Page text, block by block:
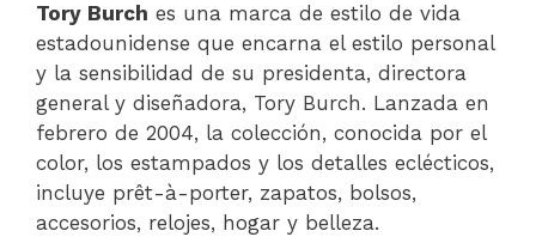
Tory Burch es una marca de estilo de vida
estadounidense que encarna el estilo personal
y la sensibilidad de su presidenta, directora
general y diseñadora, Tory Burch. Lanzada en
febrero de 2004, la colección, conocida por el
color, los estampados y los detalles eclécticos,
incluye prêt-à-porter, zapatos, bolsos,
accesorios, relojes, hogar y belleza.